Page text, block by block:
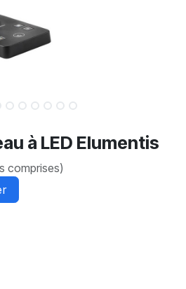
à LED Elumentis
comprises)